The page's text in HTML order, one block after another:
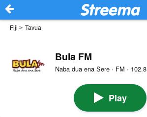
Fiji > Tavua
Bula FM
Naba dua ena Sere · FM · 102.8
Play